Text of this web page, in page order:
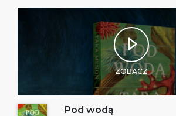
ZOBACZ
Pod wodą